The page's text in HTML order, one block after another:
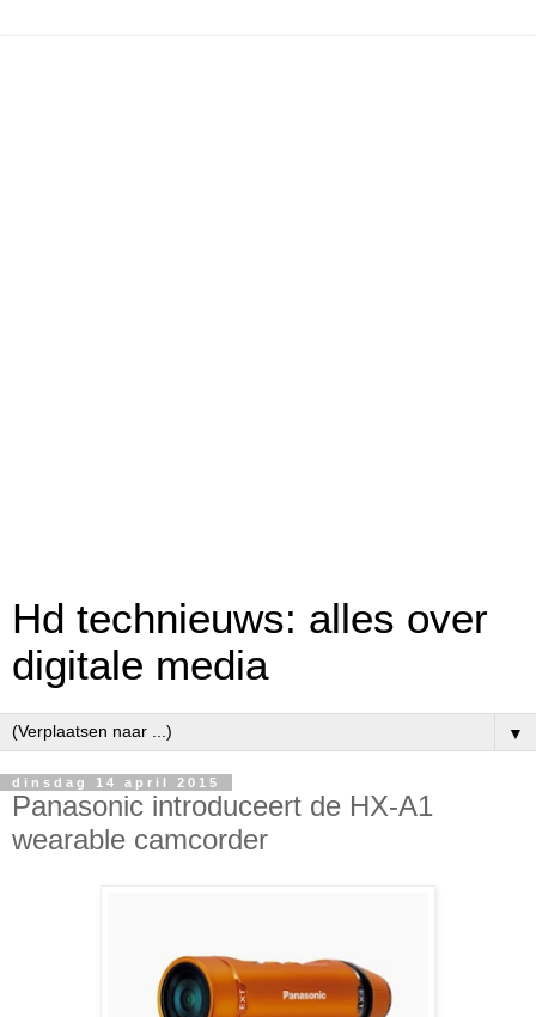
Hd technieuws: alles over
digitale media
▼
dinsdag 14 april 2015
Panasonic introduceert de HX-A1
wearable camcorder